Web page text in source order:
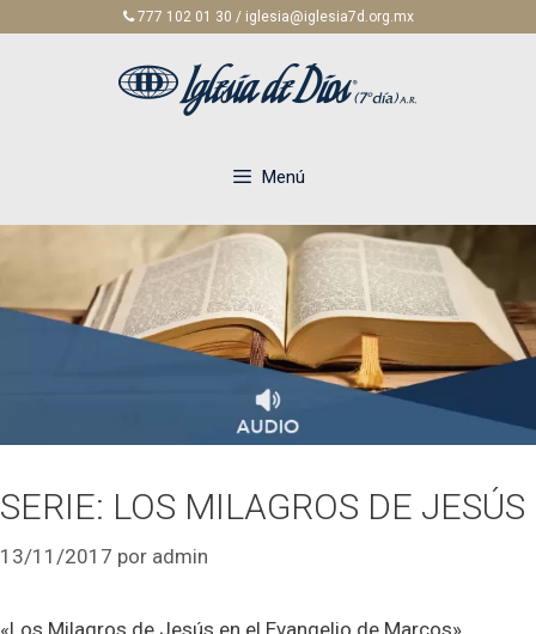
777 102 01 30 / iglesia@iglesia7d.org.mx
Menú
SERIE: LOS MILAGROS DE JESÚS
13/11/2017 por admin